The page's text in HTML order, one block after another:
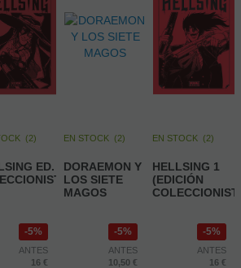
(2)
ED.
5%
ANTES
16 €
EN STOCK (2)
DORAEMON Y
LOS SIETE
MAGOS
5%
ANTES
10,50 €
EN STOCK (2)
HELLSING 1
(EDICIÓN
5%
ANTES
16 €